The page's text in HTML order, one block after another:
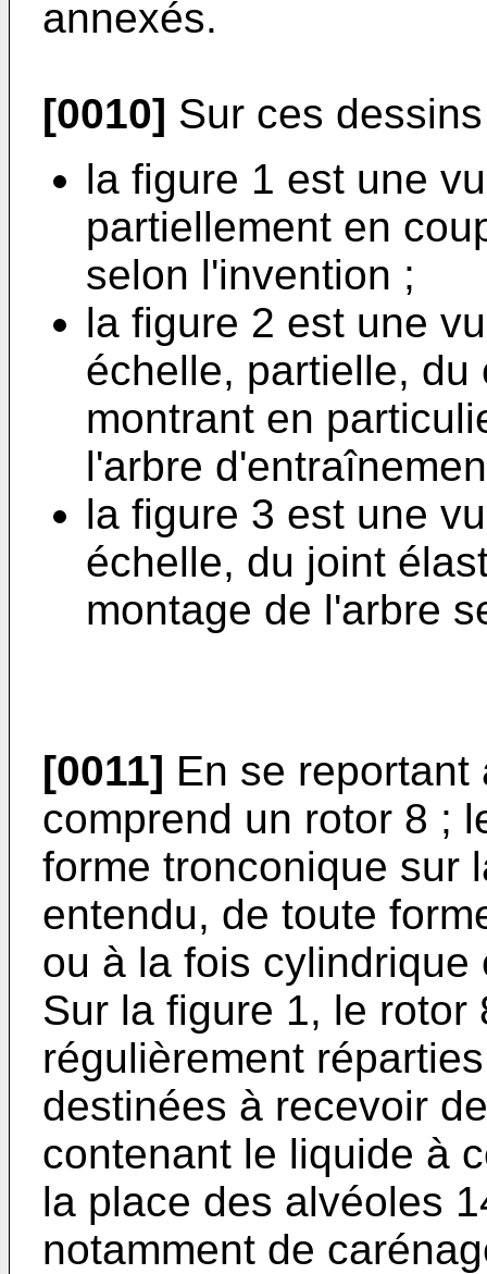
annexés.
[0010] Sur ces
la figure 1 est une
partiellement en
selon l'invention ;
la figure 2 est une
échelle, partielle,
montrant en
l'arbre
la figure 3 est une
échelle, du joint
montage de l'arbre
[0011] En se
comprend un rotor 8 ;
forme tronconique sur
entendu, de toute
ou à la fois
Sur la figure 1, le
régulièrement
destinées à recevoir
contenant le liquide à
la place des alvéoles
notamment de